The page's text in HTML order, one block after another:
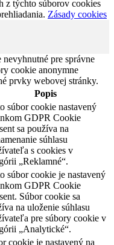
z týchto súborov cookies
Zásady cookies
pre správne
cookie anonymne
prvky webovej stránky.
Popis
súbor cookie nastavený
GDPR Cookie
sa používa na
súhlasu
s cookies v
„Reklamné“.
súbor cookie je nastavený
GDPR Cookie
Súbor cookie sa
na uloženie súhlasu
pre súbory cookie v
„Analytické“.
cookie je nastavený na